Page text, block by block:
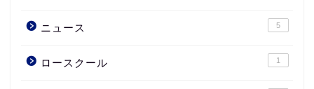
ニュース 5
ロースクール 1